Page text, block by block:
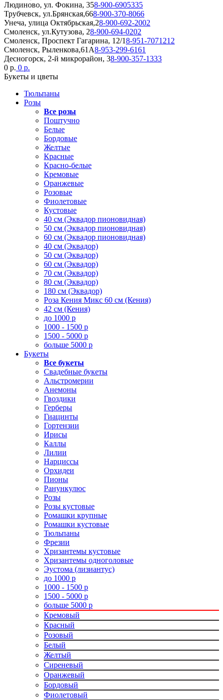
Людиново, ул. Фокина, 358-900-6905335
Трубчевск, ул.Брянская,668-900-370-8066
Унеча, улица Октябрьская,28-900-692-2002
Смоленск, ул.Кутузова, 28-900-694-0202
Смоленск, Проспект Гагарина, 12/18-951-7071212
Смоленск, Рыленкова,61А8-953-299-6161
Десногорск, 2-й микрорайон, 38-900-357-1333
0 р. 0 р.
Букеты и цветы
Тюльпаны
Розы
Все розы
Поштучно
Белые
Бордовые
Желтые
Красные
Красно-белые
Кремовые
Оранжевые
Розовые
Фиолетовые
Кустовые
40 см (Эквадор пионовидная)
50 см (Эквадор пионовидная)
60 см (Эквадор пионовидная)
40 см (Эквадор)
50 см (Эквадор)
60 см (Эквадор)
70 см (Эквадор)
80 см (Эквадор)
180 см (Эквадор)
Роза Кения Микс 60 см (Кения)
42 см (Кения)
до 1000 р
1000 - 1500 р
1500 - 5000 р
больше 5000 р
Букеты
Все букеты
Свадебные букеты
Альстромерии
Анемоны
Гвоздики
Герберы
Гиацинты
Гортензии
Ирисы
Каллы
Лилии
Нарциссы
Орхидеи
Пионы
Ранункулюс
Розы
Розы кустовые
Ромашки крупные
Ромашки кустовые
Тюльпаны
Фрезии
Хризантемы кустовые
Хризантемы одноголовые
Эустома (лизиантус)
до 1000 р
1000 - 1500 р
1500 - 5000 р
больше 5000 р
Кремовый
Красный
Розовый
Белый
Желтый
Сиреневый
Оранжевый
Бордовый
Фиолетовый